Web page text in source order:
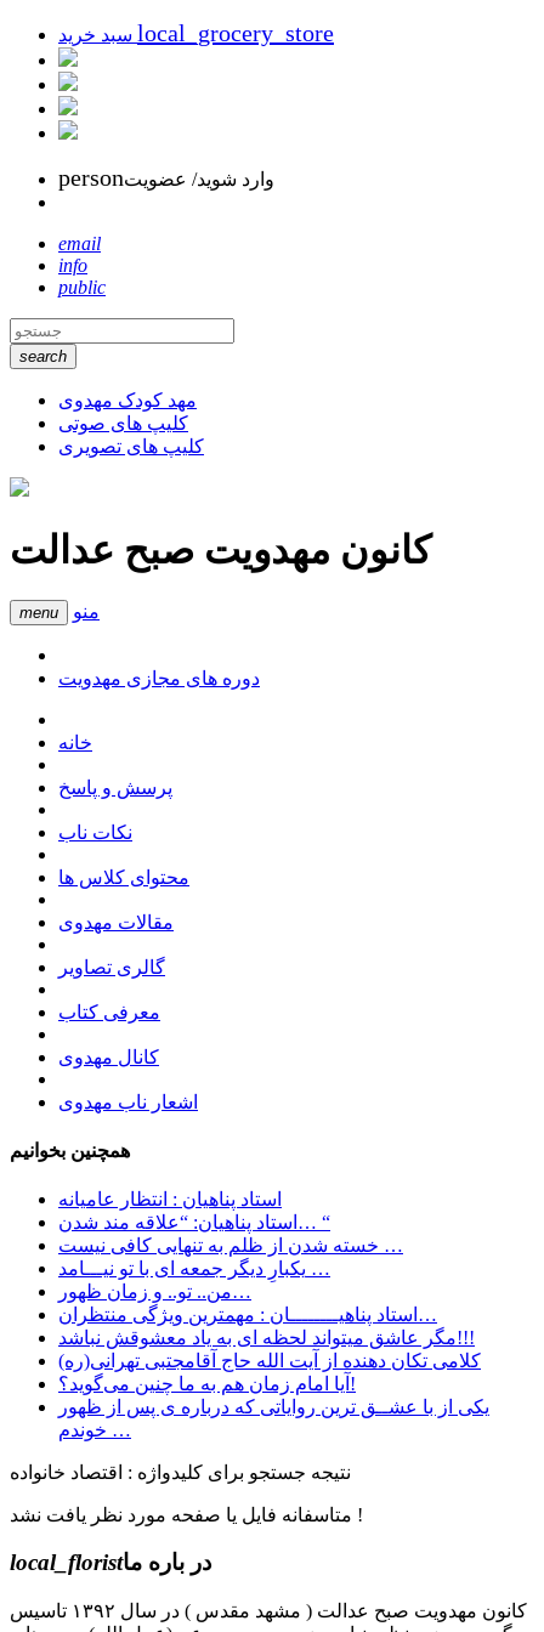
local_grocery_store
personوارد شوید/ عضویت
email
info
public
search
مهد کودک مهدوی
کلیپ های صوتی
کلیپ های تصویری
کانون مهدویت صبح عدالت
menu منو
دوره های مجازی مهدویت
خانه
پرسش و پاسخ
نکات ناب
محتوای کلاس ها
مقالات مهدوی
گالری تصاویر
معرفی کتاب
کانال مهدوی
اشعار ناب مهدوی
همچنین بخوانیم
استاد پناهیان : انتظار عامیانه
استاد پناهیان: “علاقه مند شدن… “
خسته شدن از ظلم به تنهایی کافی نیست …
یکبارِ دیگر جمعه ای با تو نیـــامد …
من.. تو.. و زمان ظهور…
استاد پناهیــــــــان : مهمترین ویژگی منتظران…
مگر عاشق میتواند لحظه ای به یاد معشوقش نباشد!!!
کلامی تکان دهنده از آیت الله حاج آقامجتبی تهرانی(ره)
آیا امام زمان هم به ما چنین می‌گوید؟!
یکی از با عشــق ترین روایاتی که درباره ی پس از ظهور
خوندم …
نتیجه جستجو برای کلیدواژه : اقتصاد خانواده
متاسفانه فایل یا صفحه مورد نظر یافت نشد !
local_floristدر باره ما
کانون مهدویت صبح عدالت ( مشهد مقدس ) در سال ۱۳۹۲ تاسیس